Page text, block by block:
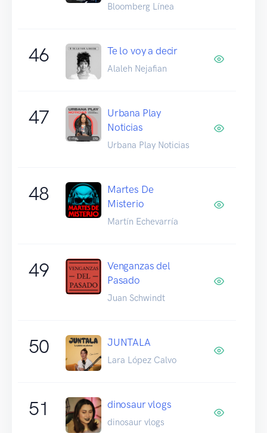
Bloomberg Línea
46 Te lo voy a decir
Alaleh Nejafian
47
Urbana Play
Noticias
Urbana Play Noticias
48
Martes De
Misterio
Martín Echevarría
49
Venganzas del
Pasado
Juan Schwindt
50 JUNTALA
Lara López Calvo
51 dinosaur vlogs
dinosaur vlogs